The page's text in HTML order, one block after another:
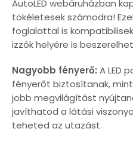
AutoLED webáruházban
tökéletesek számodra!
foglalattal is
izzók helyére is
Nagyobb fényerő: A LED
fényerőt biztosítanak,
jobb megvilágítást
javíthatod a látási
teheted az utazást.